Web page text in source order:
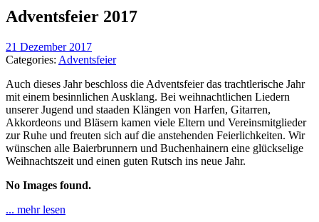
Adventsfeier 2017
21 Dezember 2017
Categories: Adventsfeier
Auch dieses Jahr beschloss die Adventsfeier das trachtlerische Jahr
mit einem besinnlichen Ausklang. Bei weihnachtlichen Liedern
unserer Jugend und staaden Klängen von Harfen, Gitarren,
Akkordeons und Bläsern kamen viele Eltern und Vereinsmitglieder
zur Ruhe und freuten sich auf die anstehenden Feierlichkeiten. Wir
wünschen alle Baierbrunnern und Buchenhainern eine glückselige
Weihnachtszeit und einen guten Rutsch ins neue Jahr.
No Images found.
... mehr lesen